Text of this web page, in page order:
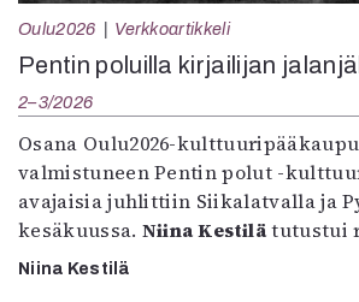
Oulu2026 Verkkoartikkeli
Pentin poluilla kirjailijan
2–3/2026
Osana Oulu2026-
valmistuneen Pentin polut -
avajaisia juhlittiin Siikalatvalla ja
kesäkuussa. Niina Kestilätutustui
Niina Kestilä